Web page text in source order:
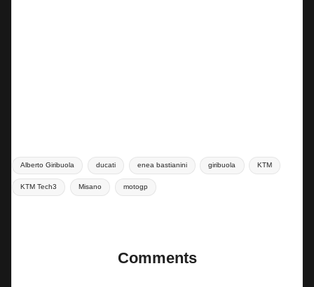
Tags:
Alberto Giribuola ducati enea bastianini giribuola KTM
KTM Tech3 Misano motogp
Comments